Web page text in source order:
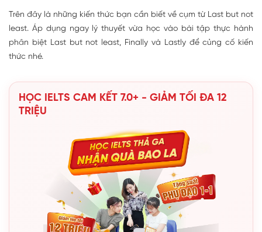
Trên đây là những kiến thức bạn cần biết về cụm từ Last but not
least. Áp dụng ngay lý thuyết vừa học vào bài tập thực hành
phân biệt Last but not least, Finally và Lastly để củng cố kiến
thức nhé.
HỌC IELTS CAM KẾT 7.0+ - GIẢM TỐI ĐA 12
TRIỆU